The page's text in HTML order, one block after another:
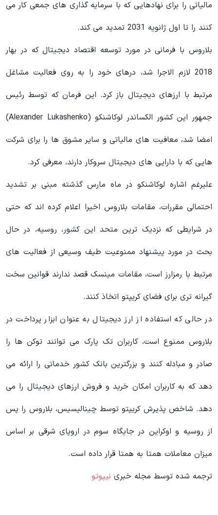
مالیاتی را برای نهادهایی که با سرمایه گذاری های جمعی کار می
کنند را تا اول ژانویه 2031 تمدید می کند.
بلاروس با فرمانی در مورد توسعه اقتصاد دیجیتال که در بهار
2018 لازم الاجرا شد، درهای خود را به روی فعالیت مشاغل
مرتبط با ارزهای دیجیتال باز کرد. این فرمان که توسط رئیس
جمهور این کشور الکساندر لوکاشنکو (Alexander Lukashenko)
امضا شد، معافیت های مالیاتی و سایر مشوق ها را برای شرکت
هایی که با دارایی های دیجیتال سروکار دارند، معرفی کرد.
علیرغم اشاره لوکاشنکو در ماه مارس گذشته مبنی بر تشدید
احتمالی مقررات، مقامات بلاروس اخیرا اعلام کرده اند که حتی
در شرایطی که نزدیک ترین متحد این کشور، روسیه، در حال
بحث در مورد پیشنهاد ممنوعیت طیف وسیعی از فعالیت های
مرتبط با رمزارز است، مقامات مینسک قصد ندارند قوانین سخت
گیرانه تری برای فضای کریپتو اتخاذ کنند.
در حالی که استفاده از ارز دیجیتال به عنوان ابزار پرداخت در
بلاروس ممنوع است، کاربران تک پارک می توانند توکن ها را
صادر و مبادله کنند و بزرگترین بانک کشور خدماتی را ارائه می
دهد که به کاربران امکان خرید و فروش ارزهای دیجیتال را می
دهد. شاخص پذیرش کریپتو توسط چینالیسیس، بلاروس را پس
از روسیه و اوکراین در جایگاه سوم در اروپای شرقی بر اساس
میزان معاملات همتا به همتا قرار داده است.
ترجمه شده توسط مجله خبری نیپوتو